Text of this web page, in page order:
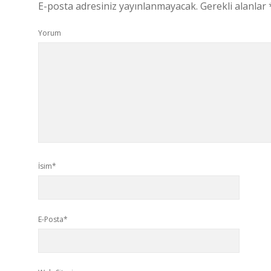
E-posta adresiniz yayınlanmayacak. Gerekli alanlar
Yorum
İsim*
E-Posta*